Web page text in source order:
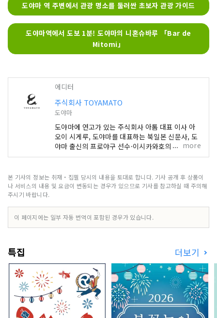
도야마 역 주변에서 관광 명소를 둘러싼 초보자 관광 가이드
도야마역에서 도보 1분! 도야마의 니혼슈바루 「Bar de
Mitomi」
에디터
주식회사 TOYAMATO
도야마
도야마에 연고가 있는 주식회사 아톰 대표 이사 아
오이 시게루, 도야마를 대표하는 북일본 신문사, 도
야마 출신의 프로야구 선수·이시카와호의 이업종
삼자에 의해 설립. 우리는 도야마와 무언가를 연결
다. 국내의 각 지역이 도쿄의 일극 집중에 톱니를 걸
기 때문에, 각각의 특징을 살려 지속적인 사회를 만
TOYAMATO가 목표로 하는 「지방 각성」은 완전
히 다르다 개념을 가진. 거기에서는 지자체나 행정
이 주도하는 것이 아니라, 도야마를 사랑하는 마인
발신해 간다. 어디까지나 주역은 「사람」이며, 다
양한 사람이 섞이는 다양성이, 도야마의 매력을 높
여 나간다고 생각한다.
more
본 기사의 정보는 취재・집필 당시의 내용을 토대로 합니다. 기사 공개 후 상품이
나 서비스의 내용 및 요금이 변동되는 경우가 있으므로 기사를 참고하실 때 주의해
주시기 바랍니다.
이 페이지에는 일부 자동 번역이 포함된 경우가 있습니다.
특집 더보기